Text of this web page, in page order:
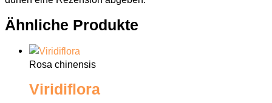
Ähnliche Produkte
Rosa chinensis
Viridiflora